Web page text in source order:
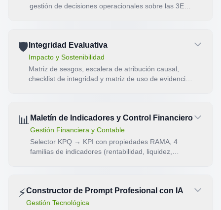
gestión de decisiones operacionales sobre las 3Es
simulación Business Case de maduración de
controles y dashboard de madurez operacional con
semáforo y recomendaciones.
🛡️ Integridad Evaluativa
Impacto y Sostenibilidad
Matriz de sesgos, escalera de atribución causal,
checklist de integridad y matriz de uso de evidencia
📊 Maletín de Indicadores y Control Financiero
Gestión Financiera y Contable
Selector KPQ → KPI con propiedades RAMA, 4
familias de indicadores (rentabilidad, liquidez,
⚡Constructor de Prompt Profesional con IA
Gestión Tecnológica